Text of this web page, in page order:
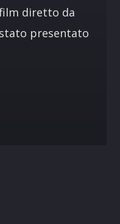
diretto da
presentato